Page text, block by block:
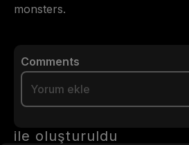
monsters.
Comments
ile oluşturuldu